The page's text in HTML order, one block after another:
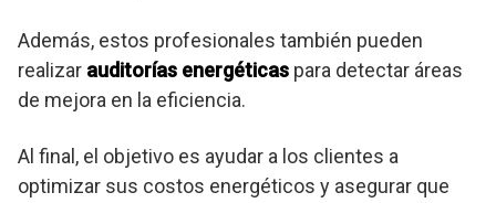
Además, estos profesionales también pueden
realizar auditorías energéticas para detectar áreas
de mejora en la eficiencia.
Al final, el objetivo es ayudar a los clientes a
optimizar sus costos energéticos y asegurar que